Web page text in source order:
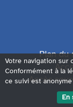
Plan du
Accès
Votre navigation sur
Conformément à la
ce suivi est
En